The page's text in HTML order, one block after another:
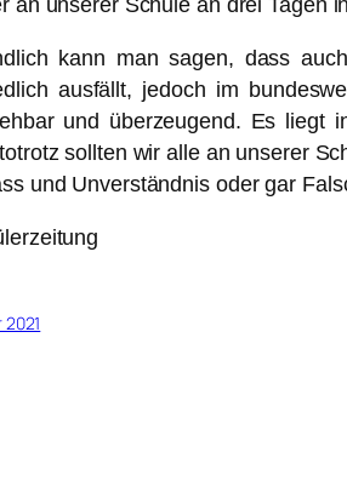
kann man sagen, dass
ausfällt, jedoch im
und überzeugend. Es liegt
sollten wir alle an unserer
und Unverständnis oder gar
2021